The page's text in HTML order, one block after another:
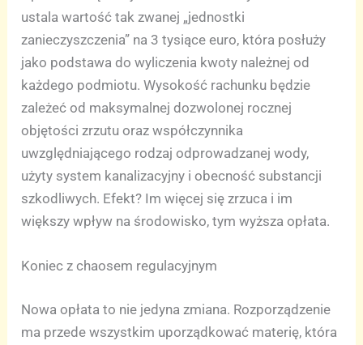
ustala wartość tak zwanej „jednostki
zanieczyszczenia” na 3 tysiące euro, która posłuży
jako podstawa do wyliczenia kwoty należnej od
każdego podmiotu. Wysokość rachunku będzie
zależeć od maksymalnej dozwolonej rocznej
objętości zrzutu oraz współczynnika
uwzględniającego rodzaj odprowadzanej wody,
użyty system kanalizacyjny i obecność substancji
szkodliwych. Efekt? Im więcej się zrzuca i im
większy wpływ na środowisko, tym wyższa opłata.
Koniec z chaosem regulacyjnym
Nowa opłata to nie jedyna zmiana. Rozporządzenie
ma przede wszystkim uporządkować materię, która